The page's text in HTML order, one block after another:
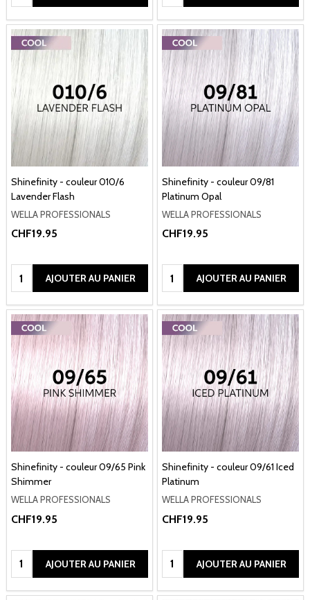
Shinefinity - couleur 010/6
Lavender Flash
WELLA PROFESSIONALS
CHF19.95
Quantité:AJOUTER AU PANIER
Shinefinity - couleur 09/81
Platinum Opal
WELLA PROFESSIONALS
CHF19.95
Quantité:AJOUTER AU PANIER
Shinefinity - couleur 09/65 Pink
Shimmer
WELLA PROFESSIONALS
CHF19.95
Quantité:AJOUTER AU PANIER
Shinefinity - couleur 09/61 Iced
Platinum
WELLA PROFESSIONALS
CHF19.95
Quantité:AJOUTER AU PANIER